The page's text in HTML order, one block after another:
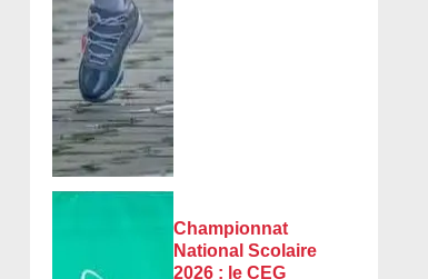
Championnat
National Scolaire
2026 : le CEG